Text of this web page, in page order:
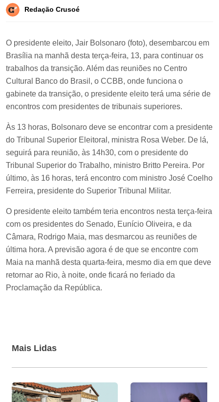
Redação Crusoé
O presidente eleito, Jair Bolsonaro (foto), desembarcou em
Brasília na manhã desta terça-feira, 13, para continuar os
trabalhos da transição. Além das reuniões no Centro
Cultural Banco do Brasil, o CCBB, onde funciona o
gabinete da transição, o presidente eleito terá uma série de
encontros com presidentes de tribunais superiores.
Às 13 horas, Bolsonaro deve se encontrar com a presidente
do Tribunal Superior Eleitoral, ministra Rosa Weber. De lá,
seguirá para reunião, às 14h30, com o presidente do
Tribunal Superior do Trabalho, ministro Britto Pereira. Por
último, às 16 horas, terá encontro com ministro José Coelho
Ferreira, presidente do Superior Tribunal Militar.
O presidente eleito também teria encontros nesta terça-feira
com os presidentes do Senado, Eunício Oliveira, e da
Câmara, Rodrigo Maia, mas desmarcou as reuniões de
última hora. A previsão agora é de que se encontre com
Maia na manhã desta quarta-feira, mesmo dia em que deve
retornar ao Rio, à noite, onde ficará no feriado da
Proclamação da República.
Mais Lidas